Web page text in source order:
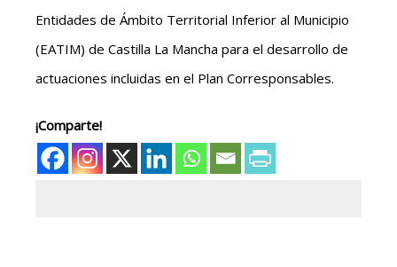
Entidades de Ámbito Territorial Inferior al Municipio
(EATIM) de Castilla La Mancha para el desarrollo de
actuaciones incluidas en el Plan Corresponsables.
¡Comparte!